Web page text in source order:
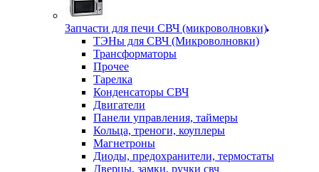
Запчасти для печи СВЧ (микроволновки)
ТЭНы для СВЧ (Микроволновки)
Трансформаторы
Прочее
Тарелка
Конденсаторы СВЧ
Двигатели
Панели управления, таймеры
Кольца, треноги, коуплеры
Магнетроны
Диоды, предохранители, термостаты
Дверцы, замки, ручки свч